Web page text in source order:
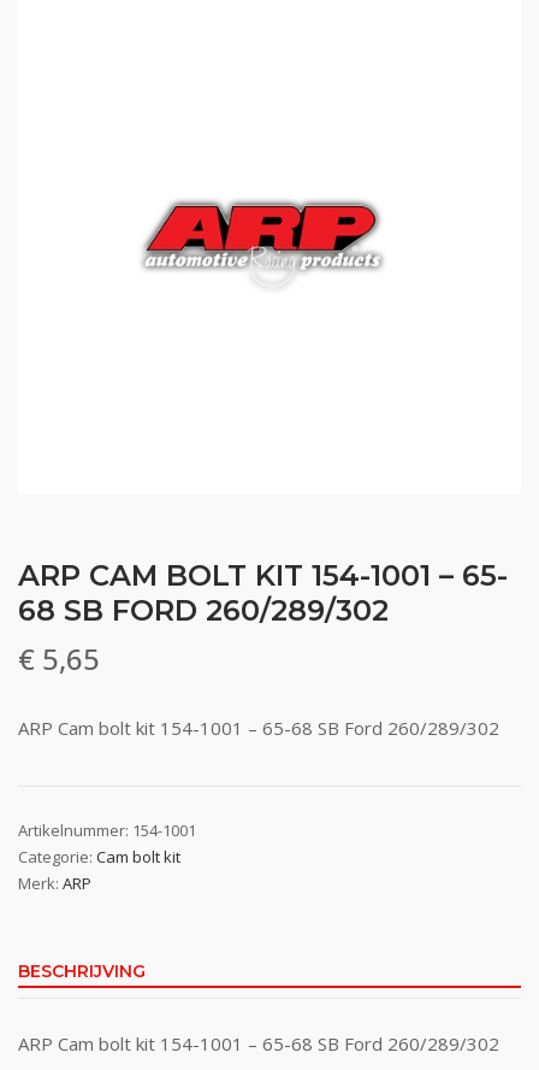
ARP CAM BOLT KIT 154-1001 – 65-
68 SB FORD 260/289/302
€ 5,65
ARP Cam bolt kit 154-1001 – 65-68 SB Ford 260/289/302
Artikelnummer: 154-1001
Categorie: Cam bolt kit
Merk: ARP
BESCHRIJVING
ARP Cam bolt kit 154-1001 – 65-68 SB Ford 260/289/302